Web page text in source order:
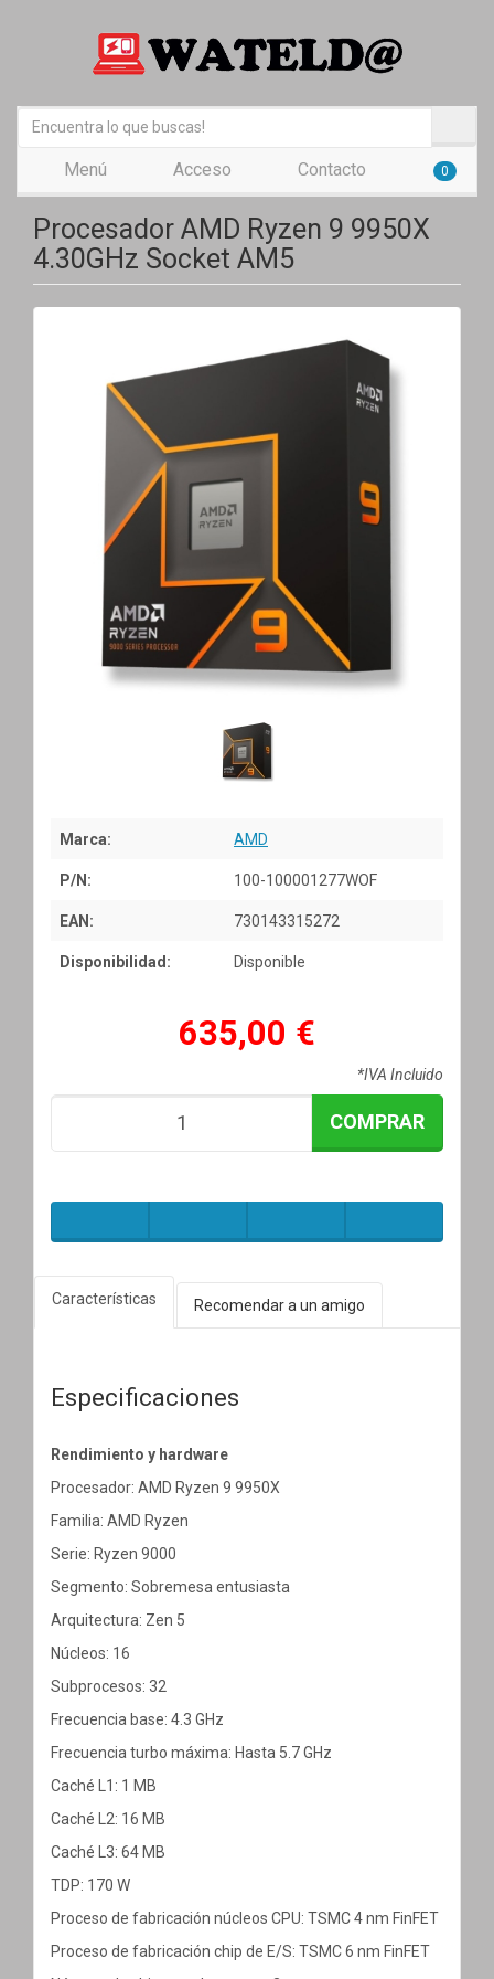
Menú Acceso Contacto 0
Procesador AMD Ryzen 9 9950X
4.30GHz Socket AM5
Marca: AMD
P/N: 100-100001277WOF
EAN: 730143315272
Disponibilidad: Disponible
635,00 €
*IVA Incluido
COMPRAR
Características Recomendar a un amigo
Especificaciones
Rendimiento y hardware
Procesador: AMD Ryzen 9 9950X
Familia: AMD Ryzen
Serie: Ryzen 9000
Segmento: Sobremesa entusiasta
Arquitectura: Zen 5
Núcleos: 16
Subprocesos: 32
Frecuencia base: 4.3 GHz
Frecuencia turbo máxima: Hasta 5.7 GHz
Caché L1: 1 MB
Caché L2: 16 MB
Caché L3: 64 MB
TDP: 170 W
Proceso de fabricación núcleos CPU: TSMC 4 nm FinFET
Proceso de fabricación chip de E/S: TSMC 6 nm FinFET